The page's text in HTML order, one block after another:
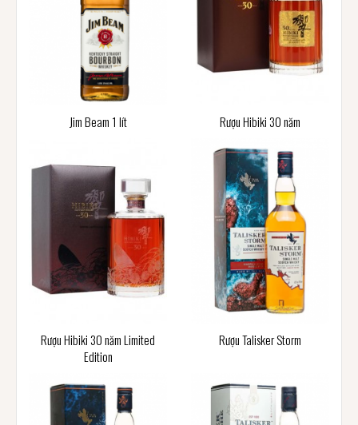
Jim Beam 1 lít Rượu Hibiki 30 năm
Rượu Hibiki 30 năm Limited
Edition
Rượu Talisker Storm